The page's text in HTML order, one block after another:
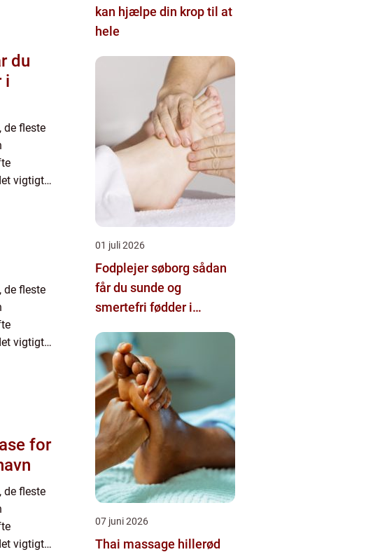
i
de fleste
vigtigt
de fleste
vigtigt
for
de fleste
vigtigt
kan hjælpe din krop til at
hele
01 juli 2026
Fodplejer søborg sådan
får du sunde og
smertefri fødder i
07 juni 2026
Thai massage hillerød